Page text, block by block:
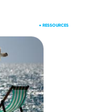
● RESSOURCES